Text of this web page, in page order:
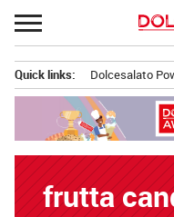
Passa
al
principale
Quick links: Dolcesalato
frutta